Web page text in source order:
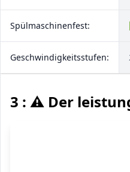
Spülmaschinenfest:
Geschwindigkeitsstufen:
3 : ⚠️ Der